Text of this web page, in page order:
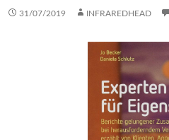
31/07/2019 INFRAREDHEAD